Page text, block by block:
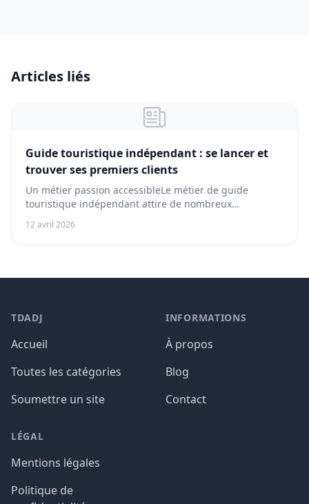
Articles liés
Guide touristique indépendant : se lancer et
trouver ses premiers clients
Un métier passion accessibleLe métier de guide
touristique indépendant attire de nombreux
passionnés...
12 avril 2026
TDADJ
Accueil
Toutes les catégories
Soumettre un site
INFORMATIONS
À propos
Blog
Contact
LÉGAL
Mentions légales
Politique de